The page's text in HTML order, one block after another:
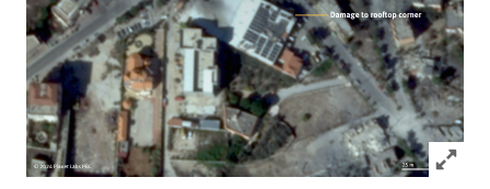
Click to